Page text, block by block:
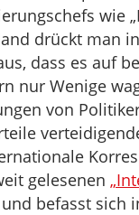
wie
drückt man
dass es auf
nur Wenige
von
gelesenen
befasst sich